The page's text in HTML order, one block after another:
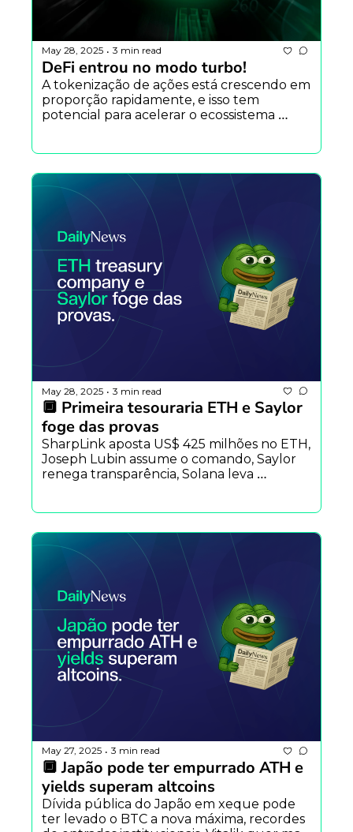
May 28, 2025 • 3 min read
DeFi entrou no modo turbo!
A tokenização de ações está crescendo em
proporção rapidamente, e isso tem
potencial para acelerar o ecossistema
May 28, 2025 • 3 min read
🔲 Primeira tesouraria ETH e Saylor
foge das provas
SharpLink aposta US$ 425 milhões no ETH,
Joseph Lubin assume o comando, Saylor
renega transparência, Solana leva
May 27, 2025 • 3 min read
🔲 Japão pode ter empurrado ATH e
yields superam altcoins
Dívida pública do Japão em xeque pode
ter levado o BTC a nova máxima, recordes